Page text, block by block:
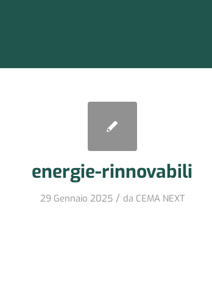
energie-rinnovabili
29 Gennaio 2025 / da CEMA NEXT